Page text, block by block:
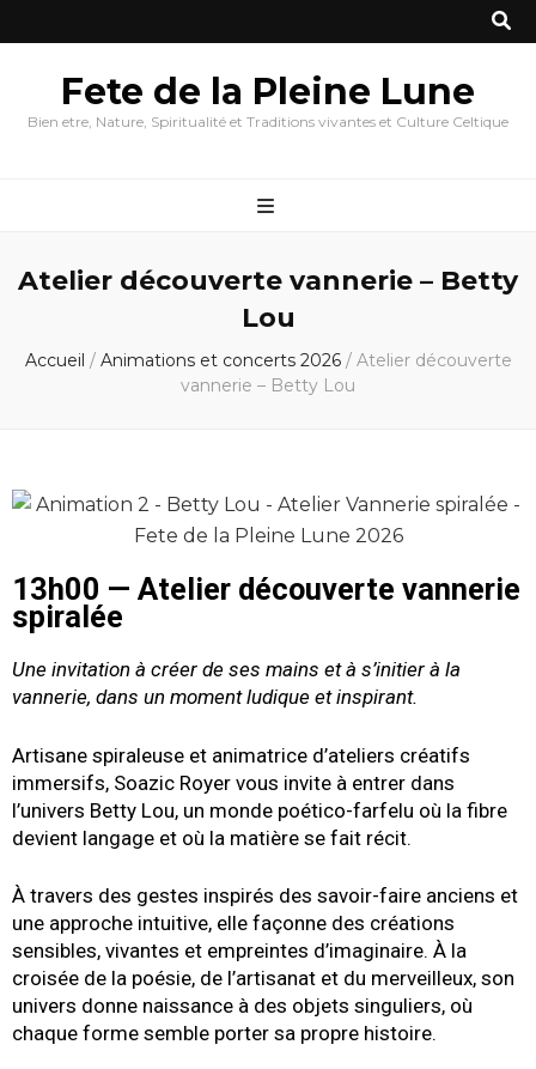
Fete de la Pleine Lune
Bien etre, Nature, Spiritualité et Traditions vivantes et Culture Celtique
Atelier découverte vannerie – Betty
Lou
Accueil / Animations et concerts 2026 / Atelier découverte
vannerie – Betty Lou
13h00 — Atelier découverte vannerie
spiralée
Une invitation à créer de ses mains et à s’initier à la
vannerie, dans un moment ludique et inspirant.
Artisane spiraleuse et animatrice d’ateliers créatifs
immersifs, Soazic Royer vous invite à entrer dans
l’univers Betty Lou, un monde poético-farfelu où la fibre
devient langage et où la matière se fait récit.
À travers des gestes inspirés des savoir-faire anciens et
une approche intuitive, elle façonne des créations
sensibles, vivantes et empreintes d’imaginaire. À la
croisée de la poésie, de l’artisanat et du merveilleux, son
univers donne naissance à des objets singuliers, où
chaque forme semble porter sa propre histoire.